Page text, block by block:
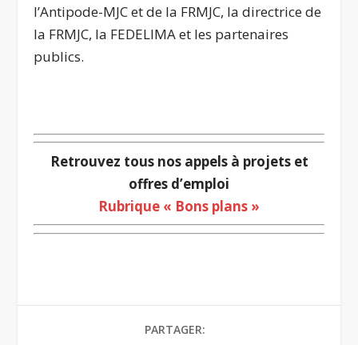
l’Antipode-MJC et de la FRMJC, la directrice de
la FRMJC, la FEDELIMA et les partenaires
publics.
Retrouvez tous nos appels à projets et
offres d’emploi
Rubrique « Bons plans »
PARTAGER: